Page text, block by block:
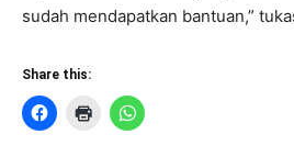
sudah mendapatkan bantuan,”
Share this: